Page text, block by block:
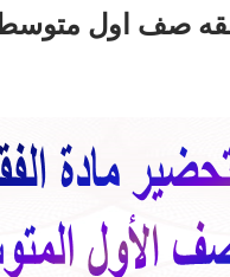
صف اول